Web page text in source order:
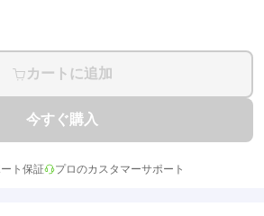
カートに追加
今すぐ購入
ト保証 プロのカスタマーサポート